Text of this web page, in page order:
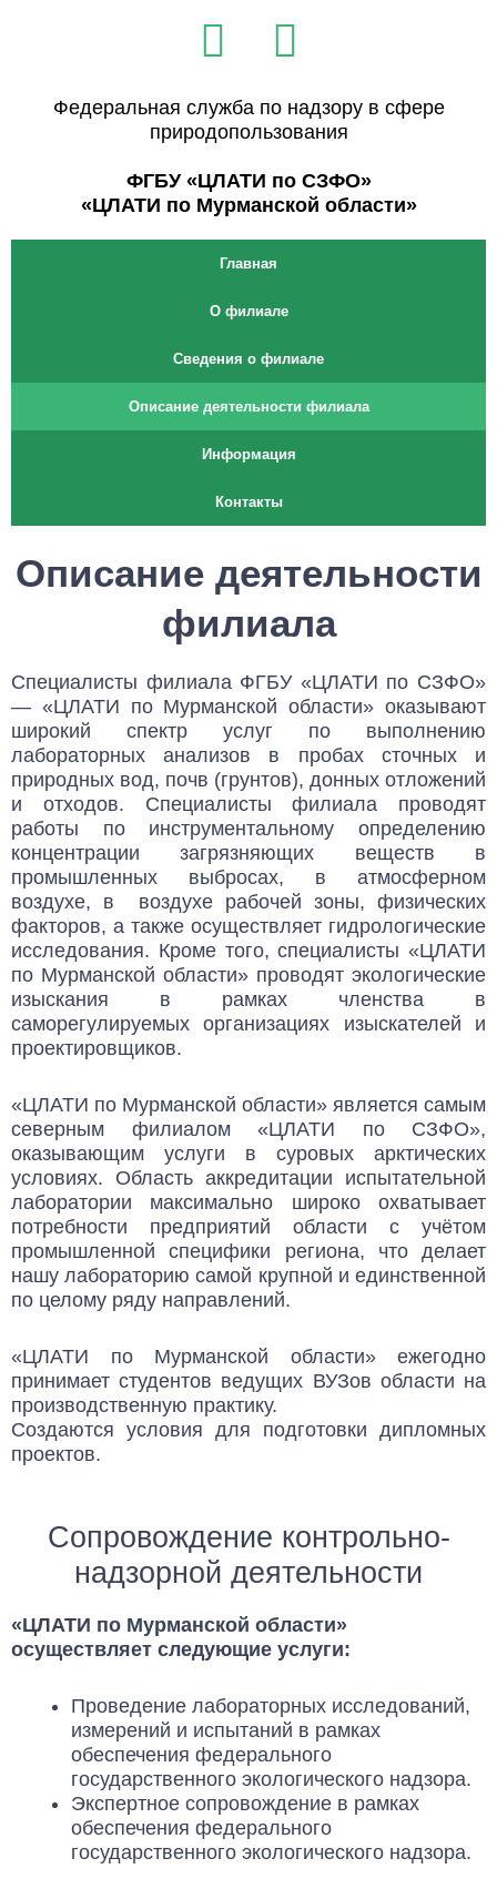
V
T
l
e
g
r
a
m
Федеральная служба по надзору в сфере
природопользования
ФГБУ «ЦЛАТИ по СЗФО»
«ЦЛАТИ по Мурманской области»
Главная
О филиале
Сведения о филиале
Описание деятельности филиала
Информация
Контакты
Описание деятельности
филиала
Специалисты филиала ФГБУ «ЦЛАТИ по СЗФО»
— «ЦЛАТИ по Мурманской области» оказывают
широкий спектр услуг по выполнению
лабораторных анализов в пробах сточных и
природных вод, почв (грунтов), донных отложений
и отходов. Специалисты филиала проводят
работы по инструментальному определению
концентрации загрязняющих веществ в
промышленных выбросах, в атмосферном
воздухе, в воздухе рабочей зоны, физических
факторов, а также осуществляет гидрологические
исследования. Кроме того, специалисты «ЦЛАТИ
по Мурманской области» проводят экологические
изыскания в рамках членства в
саморегулируемых организациях изыскателей и
проектировщиков.
«ЦЛАТИ по Мурманской области» является самым
северным филиалом «ЦЛАТИ по СЗФО»,
оказывающим услуги в суровых арктических
условиях. Область аккредитации испытательной
лаборатории максимально широко охватывает
потребности предприятий области с учётом
промышленной специфики региона, что делает
нашу лабораторию самой крупной и единственной
по целому ряду направлений.
«ЦЛАТИ по Мурманской области» ежегодно
принимает студентов ведущих ВУЗов области на
производственную практику.
Создаются условия для подготовки дипломных
проектов.
Сопровождение контрольно-
надзорной деятельности
«ЦЛАТИ по Мурманской области»
осуществляет следующие услуги:
Проведение лабораторных исследований,
измерений и испытаний в рамках
обеспечения федерального
государственного экологического надзора.
Экспертное сопровождение в рамках
обеспечения федерального
государственного экологического надзора.